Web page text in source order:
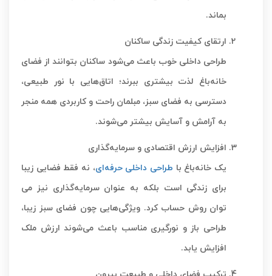
بماند.
ارتقای کیفیت زندگی ساکنان
طراحی داخلی خوب باعث می‌شود ساکنان بتوانند از فضای
خانه‌باغ لذت بیشتری ببرند؛ اتاق‌هایی با نور طبیعی،
دسترسی به فضای سبز، مبلمان راحت و کاربردی همه منجر
به آرامش و آسایش بیشتر می‌شوند.
افزایش ارزش اقتصادی و سرمایه‌گذاری
یک خانه‌باغ با طراحی داخلی حرفه‌ای، نه فقط فضایی زیبا
برای زندگی است بلکه به عنوان سرمایه‌گذاری نیز می
توان روش حساب کرد. ویژگی‌هایی چون فضای سبز زیبا،
طراحی باز و نورگیری مناسب باعث می‌شوند ارزش ملک
افزایش یابد.